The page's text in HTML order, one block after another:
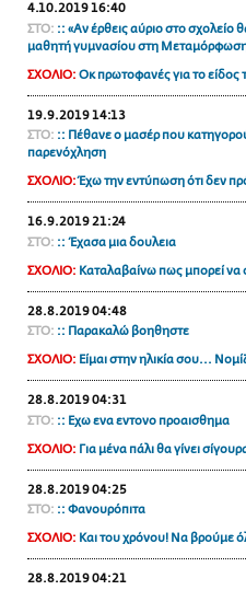
4.10.2019 16:40
ΣΤΟ: :: «Αν έρθεις αύριο στο
μαθητή γυμνασίου στη
ΣΧΟΛΙΟ: Οκ πρωτοφανές για το
19.9.2019 14:13
ΣΤΟ: :: Πέθανε ο μασέρ που
παρενόχληση
ΣΧΟΛΙΟ: Έχω την εντύπωση ότι δεν
16.9.2019 21:24
ΣΤΟ: :: Έχασα μια δουλεια
ΣΧΟΛΙΟ: Καταλαβαίνω πως μπορεί
28.8.2019 04:48
ΣΤΟ: :: Παρακαλώ βοηθηστε
ΣΧΟΛΙΟ: Είμαι στην ηλικία σου...
28.8.2019 04:31
ΣΤΟ: :: Εχω ενα εντονο προαισθημα
ΣΧΟΛΙΟ: Για μένα πάλι θα γίνει
28.8.2019 04:25
ΣΤΟ: :: Φανουρόπιτα
ΣΧΟΛΙΟ: Και του χρόνου! Να βρούμε
28.8.2019 04:21